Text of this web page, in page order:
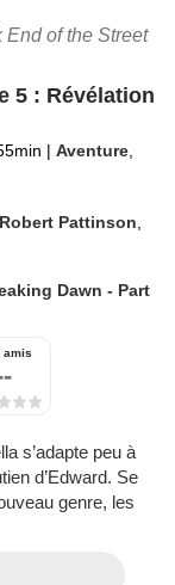
of the Street
5 : Révélation
| Aventure
Robert Pattinson
Dawn - Part
amis
s’adapte peu à
d’Edward. Se
genre, les